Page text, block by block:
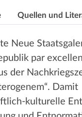
Quellen und
Neue
par
der
Damit
kulturelle